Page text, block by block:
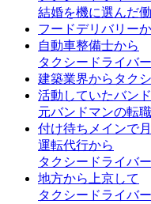
結婚を機に選んだ
フードデリバリー
自動車整備士から
タクシードライバ
建築業界からタク
活動していたバン
元バンドマンの転
付け待ちメインで月
運転代行から
タクシードライバ
地方から上京して
タクシードライバー